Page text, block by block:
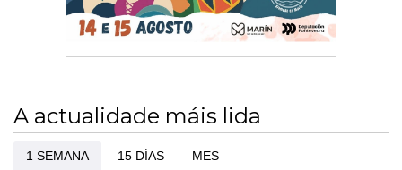
A actualidade máis lida
1 SEMANA 15 DÍAS MES